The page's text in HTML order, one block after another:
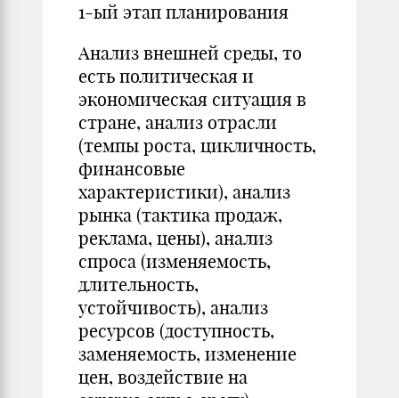
1-ый этап планирования
Анализ внешней среды, то
есть политическая и
экономическая ситуация в
стране, анализ отрасли
(темпы роста, цикличность,
финансовые
характеристики), анализ
рынка (тактика продаж,
реклама, цены), анализ
спроса (изменяемость,
длительность,
устойчивость), анализ
ресурсов (доступность,
заменяемость, изменение
цен, воздействие на